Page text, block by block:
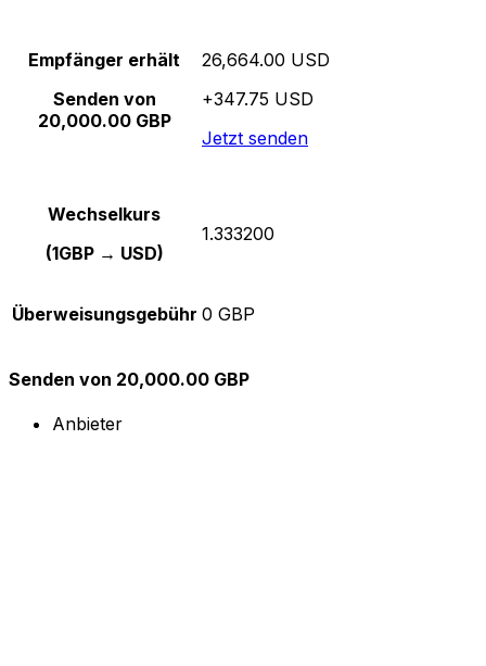
Empfänger erhält
Senden von
20,000.00 GBP
26,664.00 USD
+347.75 USD
Jetzt senden
Wechselkurs
(1GBP → USD)
1.333200
Überweisungsgebühr 0 GBP
Senden von 20,000.00 GBP
Anbieter